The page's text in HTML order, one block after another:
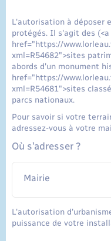
L'autorisation à déposer
protégés. Il s'agit des (<a
href="https://
xml=R54682">sites
abords d'un monument
href="https://
xml=R54681">sites
parcs nationaux.
Pour savoir si votre
adressez-vous à votre
Où s’adresser ?
Mairie
L'autorisation
puissance de votre